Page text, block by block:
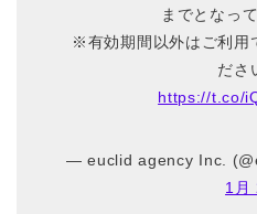
までとなっ
※有効期間以外はご利用
ださ
https://t.co/
— euclid agency Inc.
1月